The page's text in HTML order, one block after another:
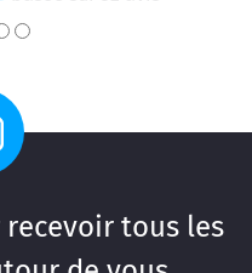
recevoir tous les